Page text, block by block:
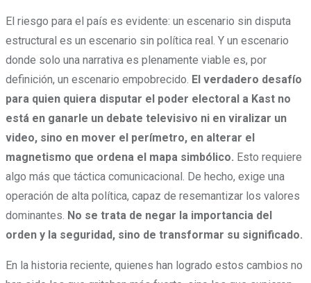
El riesgo para el país es evidente: un escenario sin disputa
estructural es un escenario sin política real. Y un escenario
donde solo una narrativa es plenamente viable es, por
definición, un escenario empobrecido. El verdadero desafío
para quien quiera disputar el poder electoral a Kast no
está en ganarle un debate televisivo ni en viralizar un
video, sino en mover el perímetro, en alterar el
magnetismo que ordena el mapa simbólico. Esto requiere
algo más que táctica comunicacional. De hecho, exige una
operación de alta política, capaz de resemantizar los valores
dominantes. No se trata de negar la importancia del
orden y la seguridad, sino de transformar su significado.
En la historia reciente, quienes han logrado estos cambios no